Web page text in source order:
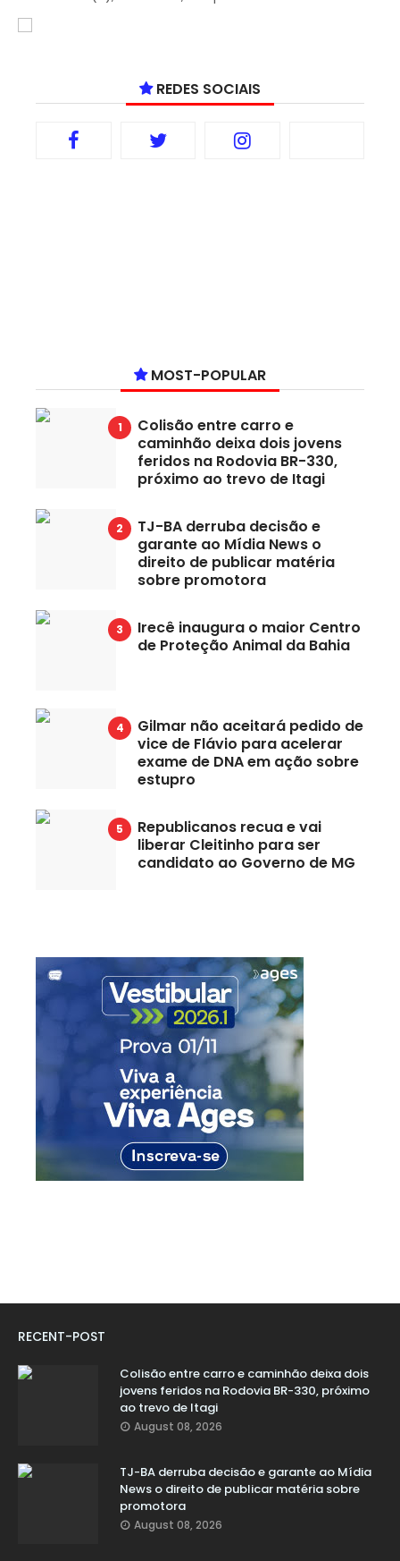
REDES SOCIAIS
MOST-POPULAR
Colisão entre carro e
caminhão deixa dois jovens
feridos na Rodovia BR-330,
próximo ao trevo de Itagi
TJ-BA derruba decisão e
garante ao Mídia News o
direito de publicar matéria
sobre promotora
Irecê inaugura o maior Centro
de Proteção Animal da Bahia
Gilmar não aceitará pedido de
vice de Flávio para acelerar
exame de DNA em ação sobre
estupro
Republicanos recua e vai
liberar Cleitinho para ser
candidato ao Governo de MG
RECENT-POST
Colisão entre carro e caminhão deixa dois
jovens feridos na Rodovia BR-330, próximo
ao trevo de Itagi
August 08, 2026
TJ-BA derruba decisão e garante ao Mídia
News o direito de publicar matéria sobre
promotora
August 08, 2026